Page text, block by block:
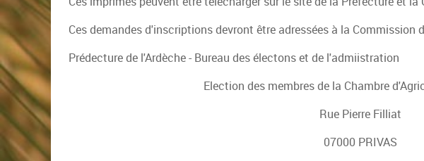
Ces demandes d'inscriptions devront être adressées à la
Prédecture de l'Ardèche - Bureau des électons et de l'admiistration
Election des membres de la Chambre
Rue Pierre Filliat
07000 PRIVAS